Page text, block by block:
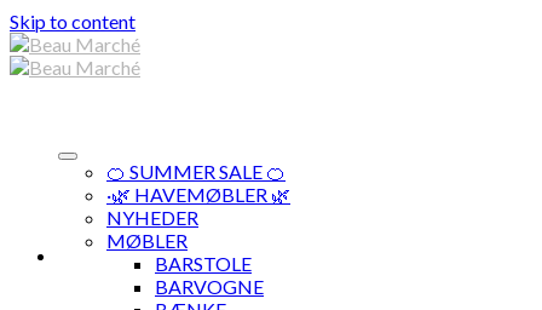
Skip to content
🍊 SUMMER SALE 🍊
·🌿 HAVEMØBLER 🌿
NYHEDER
MØBLER
BARSTOLE
BARVOGNE